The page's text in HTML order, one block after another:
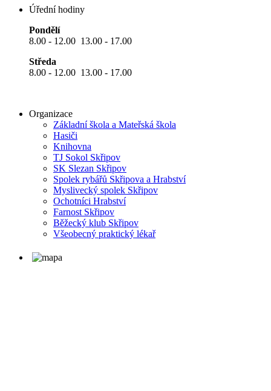
Úřední hodiny
Pondělí
8.00 - 12.00 13.00 - 17.00
Středa
8.00 - 12.00 13.00 - 17.00
Organizace
Základní škola a Mateřská škola
Hasiči
Knihovna
TJ Sokol Skřipov
SK Slezan Skřipov
Spolek rybářů Skřipova a Hrabství
Myslivecký spolek Skřipov
Ochotníci Hrabství
Farnost Skřipov
Běžecký klub Skřipov
Všeobecný praktický lékař